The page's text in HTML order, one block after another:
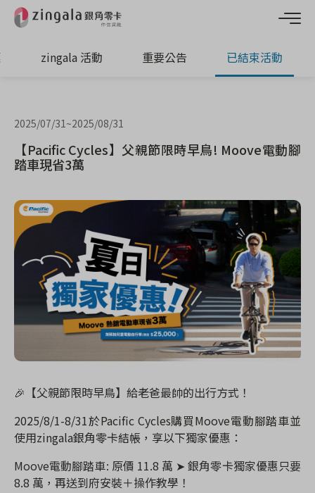
zingala 活動 重要公告 已結束活動
2025/07/31 ~2025/08/31
【Pacific Cycles】父親節限時早鳥! Moove電動腳
踏車現省3萬
🎉 【父親節限時早鳥】給老爸最帥的出行方式！
2025/8/1-8/31於Pacific Cycles購買Moove電動腳踏車並
使用zingala銀角零卡結帳，享以下獨家優惠 ：
Moove電動腳踏車: 原價 11.8 萬 ➤ 銀角零卡獨家優惠只要
8.8 萬，再送到府安裝＋操作教學！